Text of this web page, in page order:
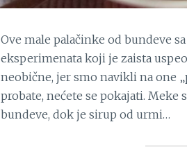
Ove male palačinke od bundeve
eksperimenata koji je zaista
neobične, jer smo navikli na one
probate, nećete se pokajati. Meke
bundeve, dok je sirup od urmi…